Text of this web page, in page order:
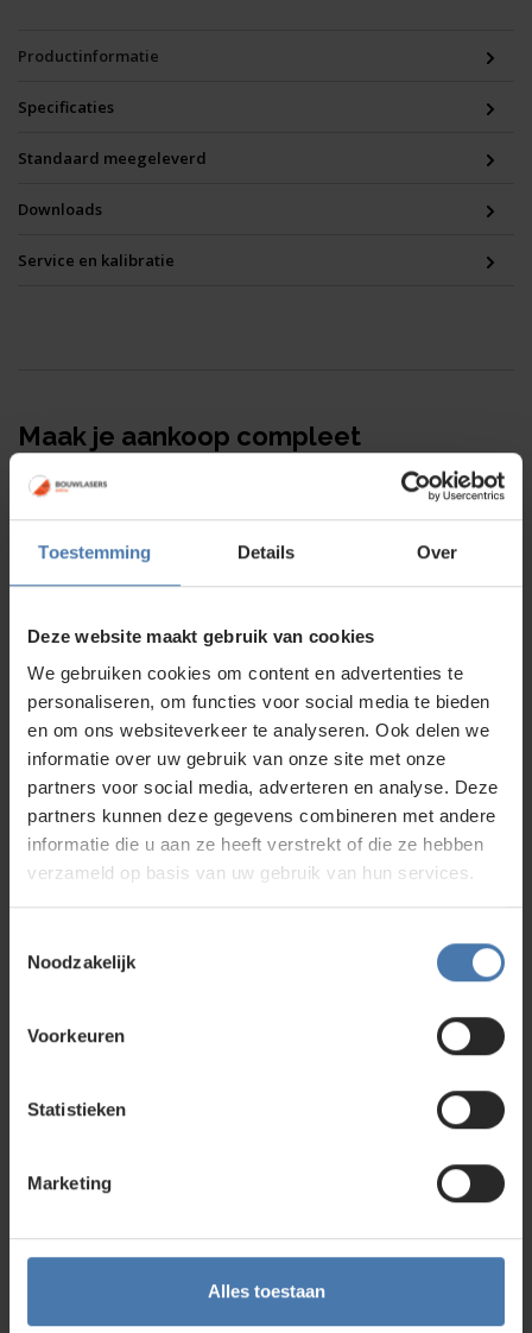
Toestemming Details Over
Deze website maakt gebruik van cookies
We gebruiken cookies om content en advertenties te
personaliseren, om functies voor social media te bieden
en om ons websiteverkeer te analyseren. Ook delen we
informatie over uw gebruik van onze site met onze
partners voor social media, adverteren en analyse. Deze
partners kunnen deze gegevens combineren met andere
informatie die u aan ze heeft verstrekt of die ze hebben
verzameld op basis van uw gebruik van hun services.
Noodzakelijk
Voorkeuren
Statistieken
Marketing
Alles toestaan
Productinformatie
Specificaties
Standaard meegeleverd
Downloads
Service en kalibratie
Maak je aankoop compleet
_Spectra GL622N
2.595,00
Wellicht ben je ook geïnteresseerd in